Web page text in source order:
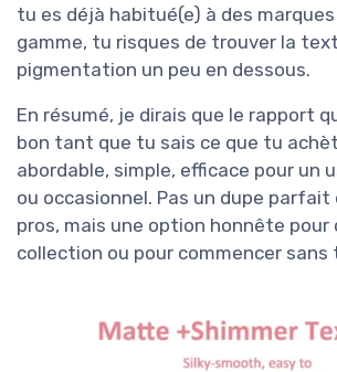
tu es déjà habitué(e) à des
gamme, tu risques de trouver la
pigmentation un peu en dessous.
En résumé, je dirais que le rapport
bon tant que tu sais ce que tu
abordable, simple, efficace pour un
ou occasionnel. Pas un dupe parfait
pros, mais une option honnête pour
collection ou pour commencer sans